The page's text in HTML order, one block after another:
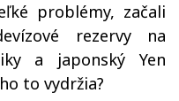
problémy, začali
rezervy na
a japonský Yen
to vydržia?